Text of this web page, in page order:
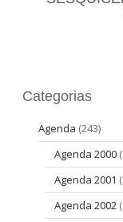
Categorias
Agenda (243)
Agenda 2000
Agenda 2001
Agenda 2002